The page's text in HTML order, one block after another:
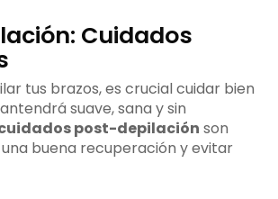
Cuidados
tus brazos, es crucial cuidar bien
suave, sana y sin
post-depilación son
buena recuperación y evitar